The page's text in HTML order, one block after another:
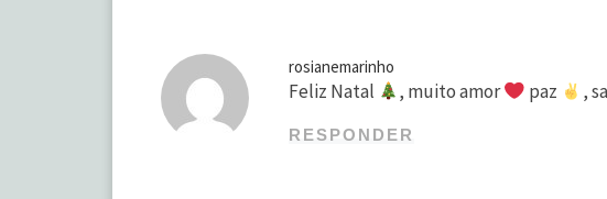
rosianemarinho
Feliz Natal , muito amor paz ,
RESPONDER